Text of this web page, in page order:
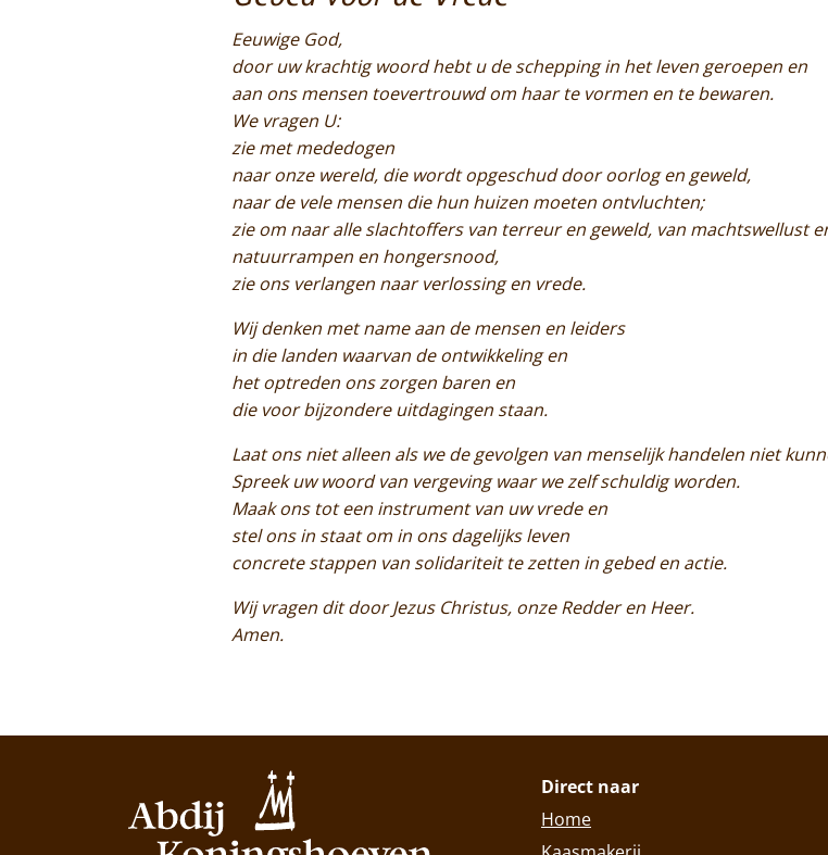
Contact
Eeuwige God,
door uw krachtig woord hebt u de schepping in het leven geroepen en
aan ons mensen toevertrouwd om haar te vormen en te bewaren.
We vragen U:
zie met mededogen
naar onze wereld, die wordt opgeschud door oorlog en geweld,
naar de vele mensen die hun huizen moeten ontvluchten;
zie om naar alle slachtoffers van terreur en geweld, van machtswellust
natuurrampen en hongersnood,
zie ons verlangen naar verlossing en vrede.
Wij denken met name aan de mensen en leiders
in die landen waarvan de ontwikkeling en
het optreden ons zorgen baren en
die voor bijzondere uitdagingen staan.
Laat ons niet alleen als we de gevolgen van menselijk handelen niet
Spreek uw woord van vergeving waar we zelf schuldig worden.
Maak ons tot een instrument van uw vrede en
stel ons in staat om in ons dagelijks leven
concrete stappen van solidariteit te zetten in gebed en actie.
Wij vragen dit door Jezus Christus, onze Redder en Heer.
Amen.
Direct naar
Home